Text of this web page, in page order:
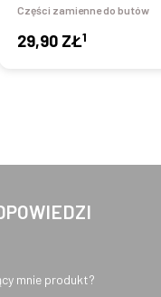
Części zamienne do butów
29,90 ZŁ1
mnie produkt?